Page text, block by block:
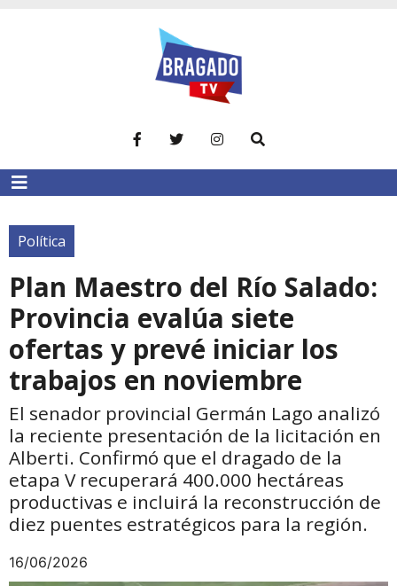
Política
Plan Maestro del Río Salado:
Provincia evalúa siete
ofertas y prevé iniciar los
trabajos en noviembre
El senador provincial Germán Lago analizó
la reciente presentación de la licitación en
Alberti. Confirmó que el dragado de la
etapa V recuperará 400.000 hectáreas
productivas e incluirá la reconstrucción de
diez puentes estratégicos para la región.
16/06/2026